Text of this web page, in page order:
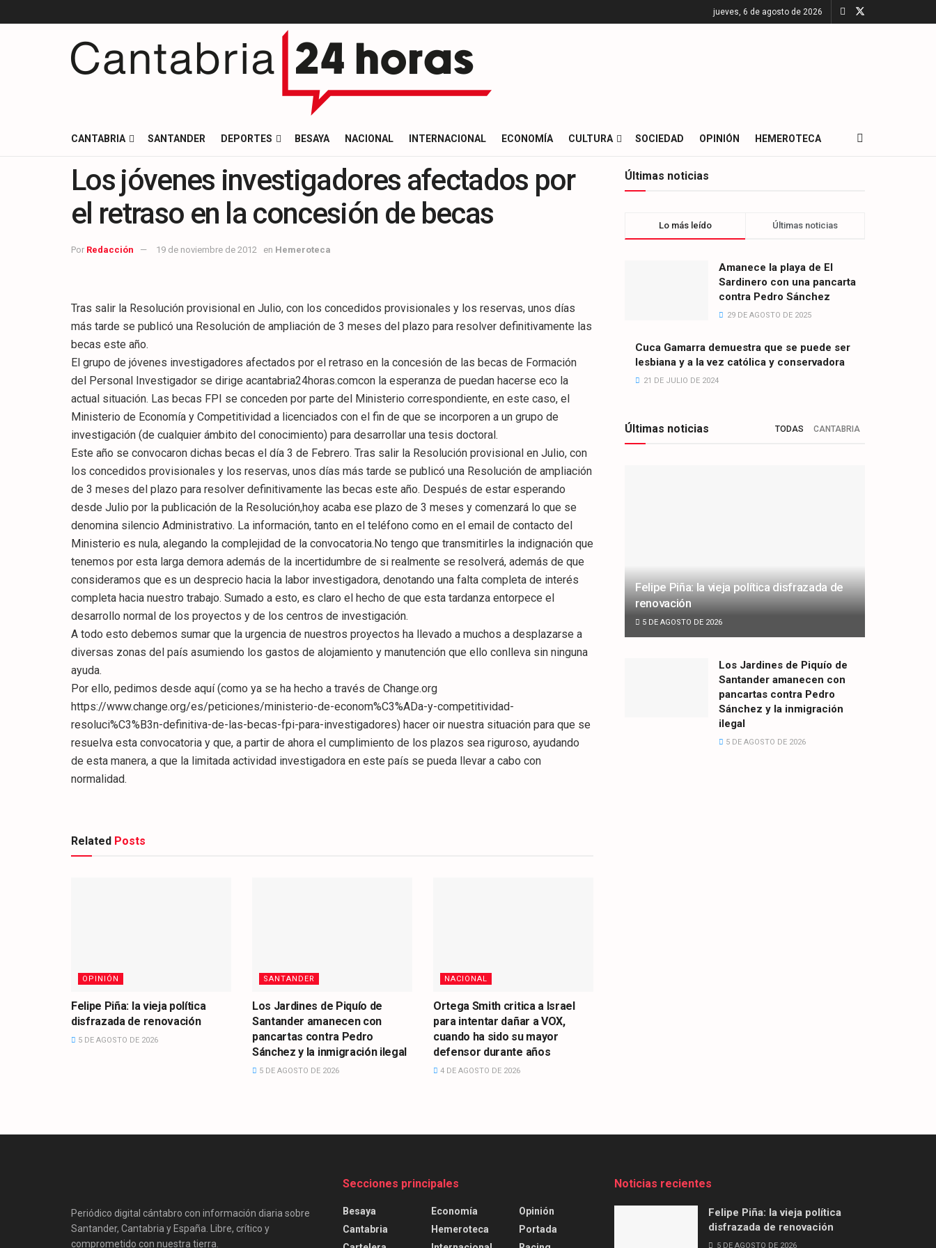
jueves, 6 de agosto de 2026
CANTABRIA SANTANDER DEPORTES BESAYA NACIONAL INTERNACIONAL ECONOMÍA CULTURA SOCIEDAD OPINIÓN HEMEROTECA
Los jóvenes investigadores afectados por
el retraso en la concesión de becas
Por Redacción 19 de noviembre de 2012 en Hemeroteca
Tras salir la Resolución provisional en Julio, con los concedidos provisionales y los reservas, unos días
más tarde se publicó una Resolución de ampliación de 3 meses del plazo para resolver definitivamente las
becas este año.
El grupo de jóvenes investigadores afectados por el retraso en la concesión de las becas de Formación
del Personal Investigador se dirige acantabria24horas.comcon la esperanza de puedan hacerse eco la
actual situación. Las becas FPI se conceden por parte del Ministerio correspondiente, en este caso, el
Ministerio de Economía y Competitividad a licenciados con el fin de que se incorporen a un grupo de
investigación (de cualquier ámbito del conocimiento) para desarrollar una tesis doctoral.
Este año se convocaron dichas becas el día 3 de Febrero. Tras salir la Resolución provisional en Julio, con
los concedidos provisionales y los reservas, unos días más tarde se publicó una Resolución de ampliación
de 3 meses del plazo para resolver definitivamente las becas este año. Después de estar esperando
desde Julio por la publicación de la Resolución,hoy acaba ese plazo de 3 meses y comenzará lo que se
denomina silencio Administrativo. La información, tanto en el teléfono como en el email de contacto del
Ministerio es nula, alegando la complejidad de la convocatoria.No tengo que transmitirles la indignación que
tenemos por esta larga demora además de la incertidumbre de si realmente se resolverá, además de que
consideramos que es un desprecio hacia la labor investigadora, denotando una falta completa de interés
completa hacia nuestro trabajo. Sumado a esto, es claro el hecho de que esta tardanza entorpece el
desarrollo normal de los proyectos y de los centros de investigación.
A todo esto debemos sumar que la urgencia de nuestros proyectos ha llevado a muchos a desplazarse a
diversas zonas del país asumiendo los gastos de alojamiento y manutención que ello conlleva sin ninguna
ayuda.
Por ello, pedimos desde aquí (como ya se ha hecho a través de Change.org
https://www.change.org/es/peticiones/ministerio-de-econom%C3%ADa-y-competitividad-
resoluci%C3%B3n-definitiva-de-las-becas-fpi-para-investigadores) hacer oir nuestra situación para que se
resuelva esta convocatoria y que, a partir de ahora el cumplimiento de los plazos sea riguroso, ayudando
de esta manera, a que la limitada actividad investigadora en este país se pueda llevar a cabo con
normalidad.
Related Posts
OPINIÓN
Felipe Piña: la vieja política
disfrazada de renovación
5 DE AGOSTO DE 2026
SANTANDER
Los Jardines de Piquío de
Santander amanecen con
pancartas contra Pedro
Sánchez y la inmigración ilegal
5 DE AGOSTO DE 2026
NACIONAL
Ortega Smith critica a Israel
para intentar dañar a VOX,
cuando ha sido su mayor
defensor durante años
4 DE AGOSTO DE 2026
Últimas noticias
Lo más leído Últimas noticias
Amanece la playa de El
Sardinero con una pancarta
contra Pedro Sánchez
29 DE AGOSTO DE 2025
Cuca Gamarra demuestra que se puede ser
lesbiana y a la vez católica y conservadora
21 DE JULIO DE 2024
Últimas noticias TODAS CANTABRIA
Felipe Piña: la vieja política disfrazada de
renovación
5 DE AGOSTO DE 2026
Los Jardines de Piquío de
Santander amanecen con
pancartas contra Pedro
Sánchez y la inmigración
ilegal
5 DE AGOSTO DE 2026
Periódico digital cántabro con información diaria sobre
Santander, Cantabria y España. Libre, crítico y
comprometido con nuestra tierra.
Secciones principales
Besaya
Cantabria
Economía
Hemeroteca
Opinión
Portada
Noticias recientes
Felipe Piña: la vieja política
disfrazada de renovación
5 DE AGOSTO DE 2026